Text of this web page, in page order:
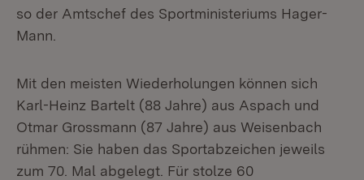
so der Amtschef des Sportministeriums Hager-
Mann.
Mit den meisten Wiederholungen können sich
Karl-Heinz Bartelt (88 Jahre) aus Aspach und
Otmar Grossmann (87 Jahre) aus Weisenbach
rühmen: Sie haben das Sportabzeichen jeweils
zum 70. Mal abgelegt. Für stolze 60